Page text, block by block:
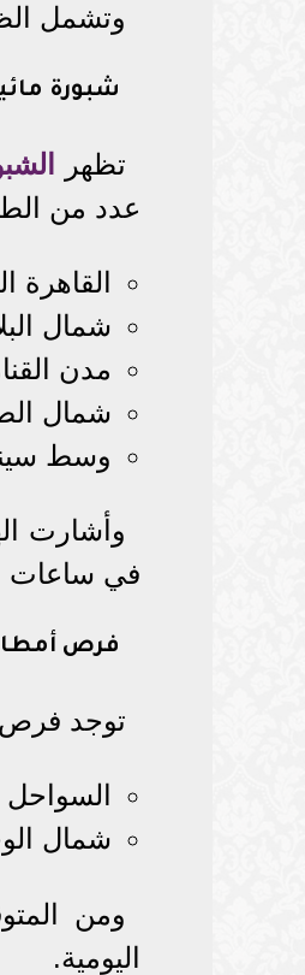
وتشمل
شبورة
تظهر
عدد من
القاهرة
شمال
مدن
شمال
وسط
وأشارت
في ساعات
فرص
توجد
السواحل
شمال
ومن
اليومية.